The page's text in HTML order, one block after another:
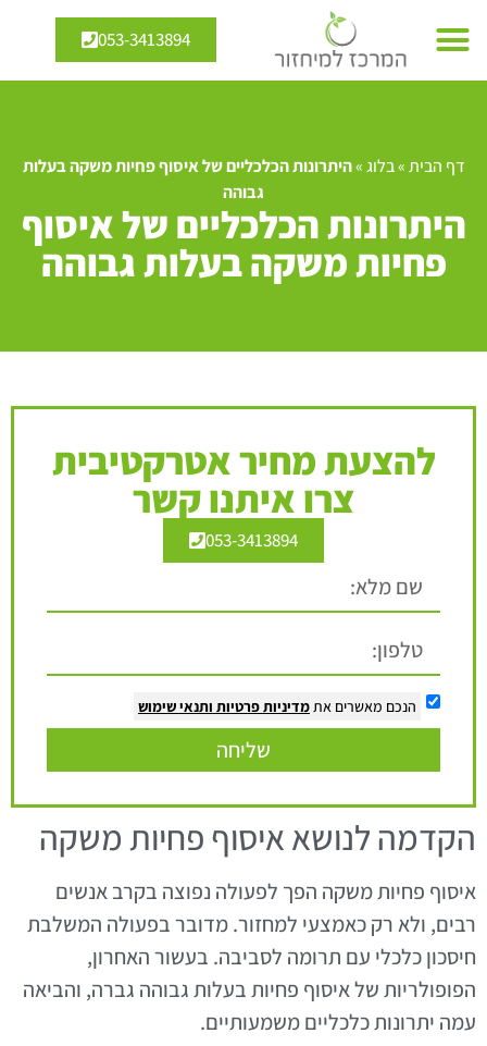
053-3413894
דף הבית»בלוג»היתרונות הכלכליים של איסוף פחיות משקה בעלות
גבוהה
היתרונות הכלכליים של איסוף
פחיות משקה בעלות גבוהה
להצעת מחיר אטרקטיבית
צרו איתנו קשר
053-3413894
הנכם מאשרים את מדיניות פרטיות ותנאי שימוש
שליחה
הקדמה לנושא איסוף פחיות משקה
איסוף פחיות משקה הפך לפעולה נפוצה בקרב אנשים
רבים, ולא רק כאמצעי למחזור. מדובר בפעולה המשלבת
חיסכון כלכלי עם תרומה לסביבה. בעשור האחרון,
הפופולריות של איסוף פחיות בעלות גבוהה גברה, והביאה
עמה יתרונות כלכליים משמעותיים.